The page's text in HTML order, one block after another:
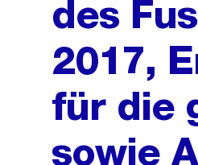
des
2017,
für die
sowie